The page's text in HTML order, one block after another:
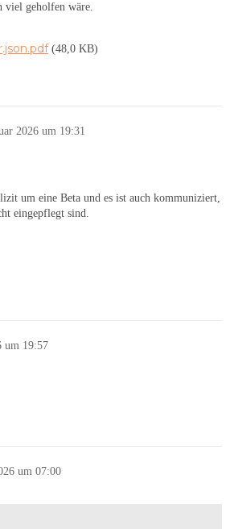
viel geholfen wäre.
(48,0 KB)
2026 um 19:31
um eine Beta und es ist auch kommuniziert,
eingepflegt sind.
um 19:57
um 07:00